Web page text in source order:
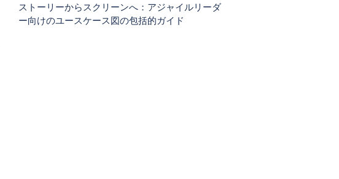
ストーリーからスクリーンへ：アジャイルリーダ
ー向けのユースケース図の包括的ガイド